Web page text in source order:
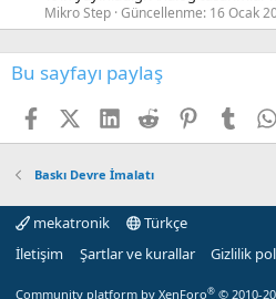
Mikro Step Güncellenme: 16 Ocak
Bu sayfayı paylaş
FacebookX (Twitter)
LinkedIn
Reddit Pinterest
Baskı Devre İmalatı
mekatronik
Türkçe
İletişim
Şartlar ve kurallar Gizlilik
Community platform by XenForo® © 2010-